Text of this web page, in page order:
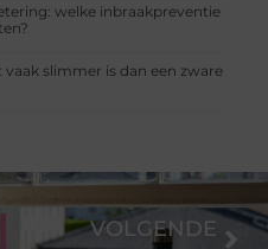
welke inbraakpreventie
slimmer is dan een zware
VOLGENDE